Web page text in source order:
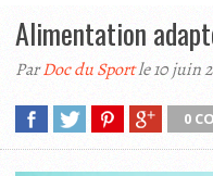
Alimentation
ParDoc du Sportle 10 juin
0